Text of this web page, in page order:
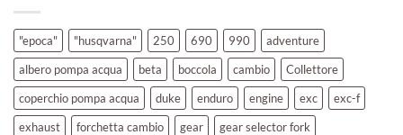
"epoca" "husqvarna" 250 690 990
adventure
albero pompa acqua
beta boccola cambio
Collettore
coperchio pompa acqua
duke enduro engine exc
exc-f
exhaust
forchetta cambio gear
gear selector fork